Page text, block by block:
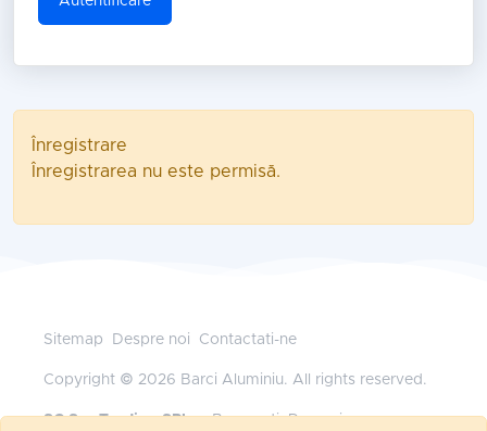
Înregistrare
Înregistrarea nu este permisă.
Sitemap Despre noi Contactati-ne
Copyright © 2026 Barci Aluminiu. All rights reserved.
SC Sys Trading SRL— Bucuresti, Romania